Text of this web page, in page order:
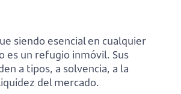
siendo esencial en cualquier
es un refugio inmóvil. Sus
a tipos, a solvencia, a la
del mercado.